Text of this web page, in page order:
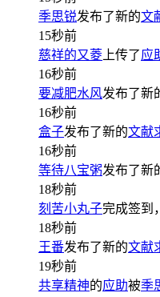
季思锐发布了新的文
15秒前
慈祥的又菱 上传了应
16秒前
要减肥水风发布了新
16秒前
盒子发布了新的文献
16秒前
等待八宝粥发布了新
18秒前
刻苦小丸子完成签到
18秒前
王番发布了新的文献
19秒前
共享精神的应助被季